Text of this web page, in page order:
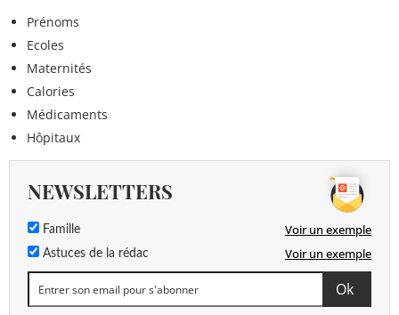
Prénoms
Ecoles
Maternités
Calories
Médicaments
Hôpitaux
NEWSLETTERS
Famille Voir un exemple
Astuces de la rédac Voir un exemple